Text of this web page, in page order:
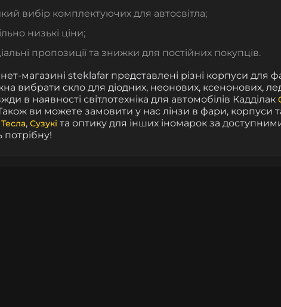
вибір комплектуючих для автосвітла;
низькі ціни;
пропозиції та знижки для постійних покупців.
магазині steklafar представлені різні корпуси для
вибрати скло для діодних, неонових, ксенонових,
в наявності світлотехніка для автомобілів Кадділак
ви можете замовити у нас лінзи в фари, корпуси
Тесла, Сузукі та оптику для інших іномарок за
потрібну!